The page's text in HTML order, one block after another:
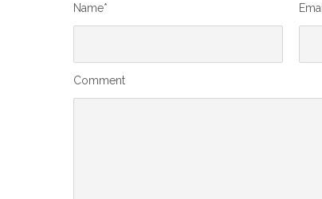
Name*
Comment